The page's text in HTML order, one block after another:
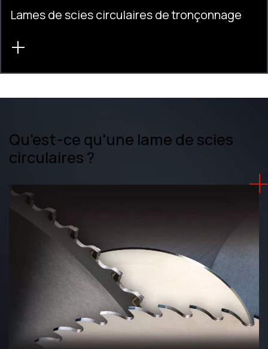
Lames de scies circulaires de tronçonnage
Qu'est-ce qu'une lame de scies
circulaires ?